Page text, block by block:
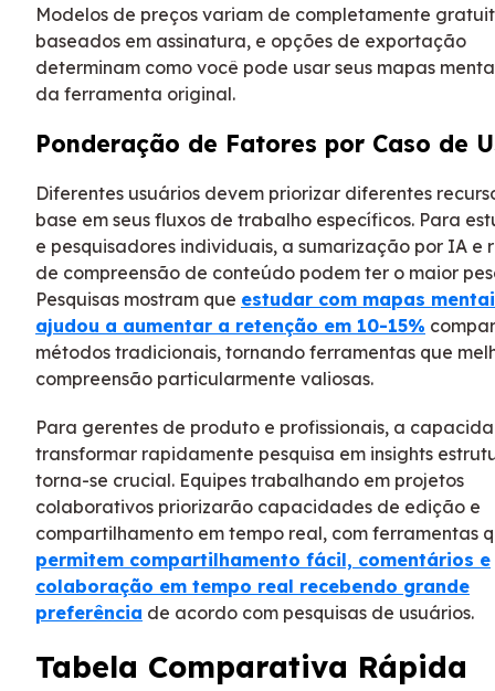
Modelos de preços variam de completamente
baseados em assinatura, e opções de exportação
determinam como você pode usar seus mapas
da ferramenta original.
Ponderação de Fatores por Caso de
Diferentes usuários devem priorizar diferentes
base em seus fluxos de trabalho específicos. Para
e pesquisadores individuais, a sumarização por IA e
de compreensão de conteúdo podem ter o maior
Pesquisas mostram que estudar com mapas
ajudou a aumentar a retenção em 10-15%
métodos tradicionais, tornando ferramentas que
compreensão particularmente valiosas.
Para gerentes de produto e profissionais, a
transformar rapidamente pesquisa em insights
torna-se crucial. Equipes trabalhando em projetos
colaborativos priorizarão capacidades de edição e
compartilhamento em tempo real, com ferramentas
permitem compartilhamento fácil, comentários e
colaboração em tempo real recebendo grande
preferência de acordo com pesquisas de usuários.
Tabela Comparativa Rápida